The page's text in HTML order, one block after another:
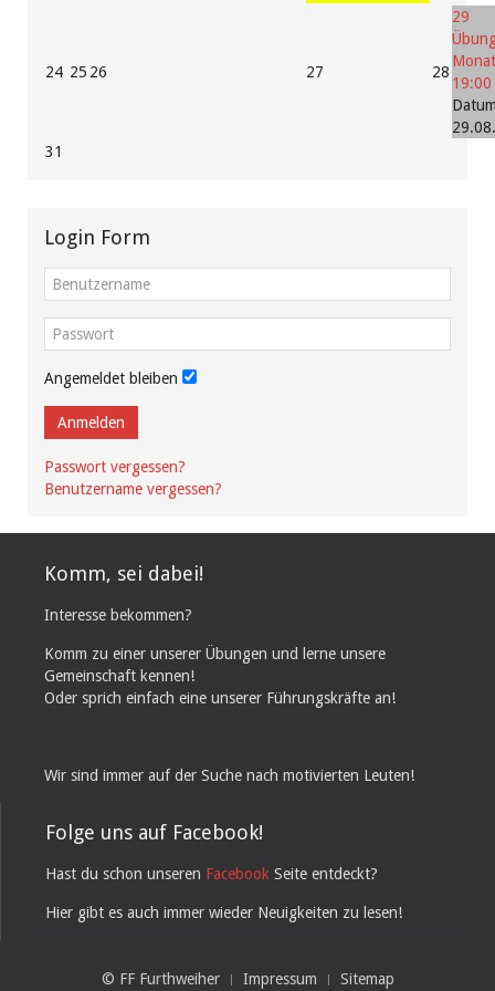
24 25 26 27 28
29
19:00
31
Login Form
Angemeldet bleiben
Anmelden
Passwort vergessen?
Benutzername vergessen?
Komm, sei dabei!
Interesse bekommen?
Komm zu einer unserer Übungen und lerne unsere
Gemeinschaft kennen!
Oder sprich einfach eine unserer Führungskräfte an!
Wir sind immer auf der Suche nach motivierten Leuten!
Folge uns auf Facebook!
Hast du schon unseren Facebook Seite entdeckt?
Hier gibt es auch immer wieder Neuigkeiten zu lesen!
© FF Furthweiher Impressum Sitemap